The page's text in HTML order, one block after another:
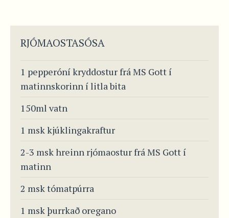
RJÓMAOSTASÓSA
1 pepperóní kryddostur frá MS Gott í
matinnskorinn í litla bita
150ml vatn
1 msk kjúklingakraftur
2-3 msk hreinn rjómaostur frá MS Gott í
matinn
2 msk tómatpúrra
1 msk þurrkað oregano